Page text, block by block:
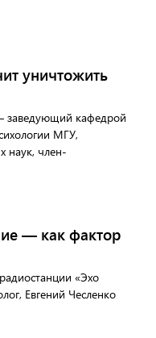
уничтожить
заведующий кафедрой
МГУ,
наук, член-
— как фактор
«Эхо
Евгений Чесленко